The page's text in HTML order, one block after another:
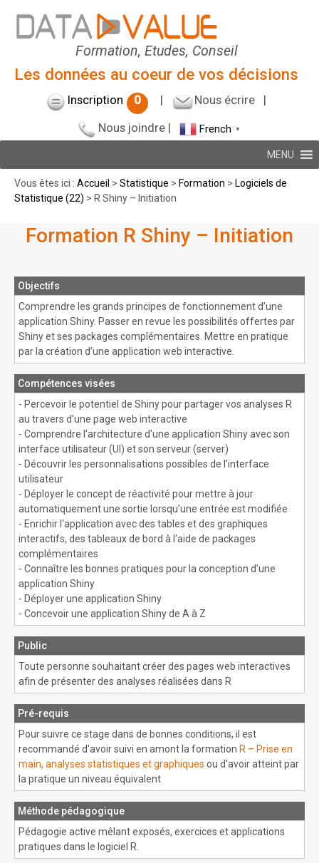
Formation, Etudes, Conseil
Les données au coeur de vos décisions
Inscription 0 | Nous écrire|
Nous joindre| French ▼
MENU
Vous êtes ici : Accueil > Statistique > Formation > Logiciels de
Statistique (22) > R Shiny – Initiation
Formation R Shiny – Initiation
Objectifs
Comprendre les grands principes de fonctionnement d’une
application Shiny. Passer en revue les possibilités offertes par
Shiny et ses packages complémentaires. Mettre en pratique
par la création d’une application web interactive.
Compétences visées
- Percevoir le potentiel de Shiny pour partager vos analyses R
au travers d'une page web interactive
- Comprendre l'architecture d'une application Shiny avec son
interface utilisateur (UI) et son serveur (server)
- Découvrir les personnalisations possibles de l'interface
utilisateur
- Déployer le concept de réactivité pour mettre à jour
automatiquement une sortie lorsqu’une entrée est modifiée
- Enrichir l'application avec des tables et des graphiques
interactifs, des tableaux de bord à l'aide de packages
complémentaires
- Connaître les bonnes pratiques pour la conception d'une
application Shiny
- Déployer une application Shiny
- Concevoir une application Shiny de A à Z
Public
Toute personne souhaitant créer des pages web interactives
afin de présenter des analyses réalisées dans R
Pré-requis
Pour suivre ce stage dans de bonnes conditions, il est
recommandé d'avoir suivi en amont la formation R – Prise en
main, analyses statistiques et graphiques ou d'avoir atteint par
la pratique un niveau équivalent
Méthode pédagogique
Pédagogie active mêlant exposés, exercices et applications
pratiques dans le logiciel R.